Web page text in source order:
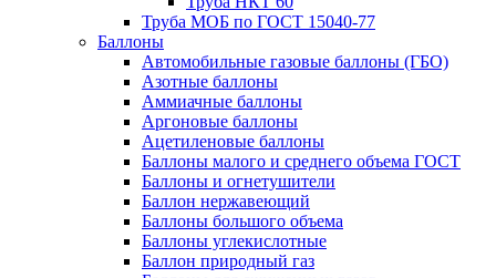
Труба МОБ по ГОСТ 15040-77
Баллоны
Автомобильные газовые баллоны (ГБО)
Азотные баллоны
Аммиачные баллоны
Аргоновые баллоны
Ацетиленовые баллоны
Баллоны малого и среднего объема ГОСТ
Баллоны и огнетушители
Баллон нержавеющий
Баллоны большого объема
Баллоны углекислотные
Баллон природный газ